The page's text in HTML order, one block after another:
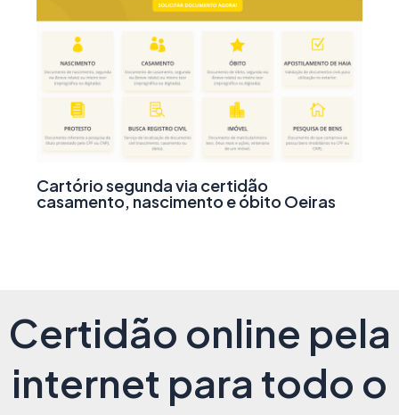
Cartório segunda via certidão
casamento, nascimento e óbito Oeiras
Certidão online pela
internet para todo o